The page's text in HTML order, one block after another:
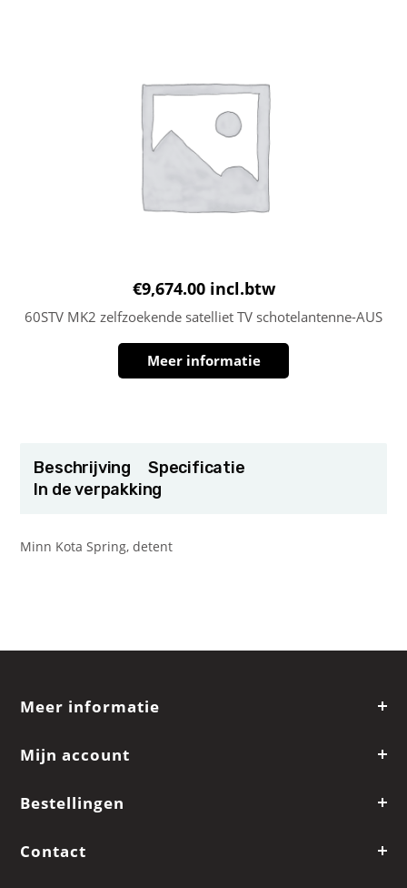
€9,674.00 incl.btw
60STV MK2 zelfzoekende satelliet TV schotelantenne-AUS
Meer informatie
Beschrijving
Specificatie
In de verpakking
Minn Kota Spring, detent
Meer informatie
Mijn account
Bestellingen
Contact